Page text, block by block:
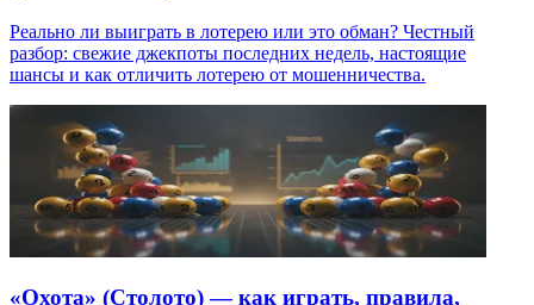
Реально ли выиграть в лотерею или это обман? Честный
разбор: свежие джекпоты последних недель, настоящие
шансы и как отличить лотерею от мошенничества.
«Охота» (Столото) — как играть, правила,